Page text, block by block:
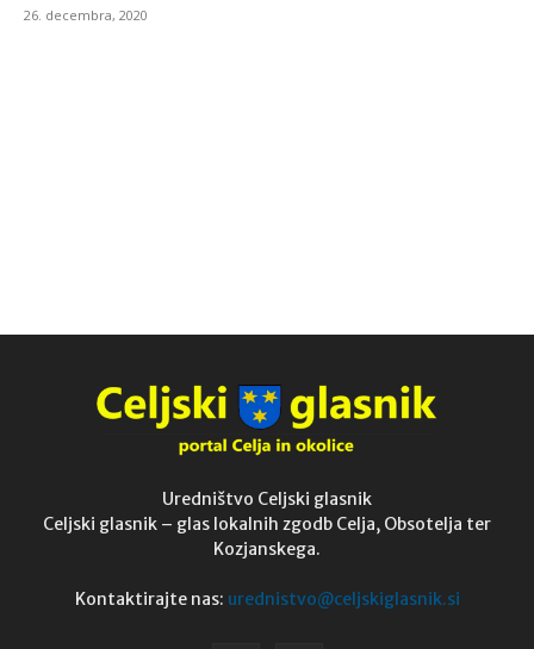
26. decembra, 2020
Uredništvo Celjski glasnik
Celjski glasnik – glas lokalnih zgodb Celja, Obsotelja ter
Kozjanskega.
Kontaktirajte nas: urednistvo@celjskiglasnik.si